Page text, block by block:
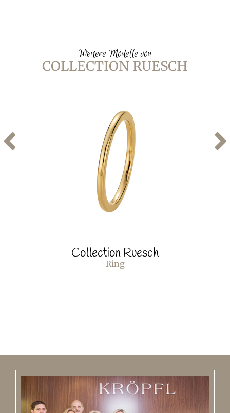
Weitere Modelle von
COLLECTION RUESCH
Collection Ruesch
Ring